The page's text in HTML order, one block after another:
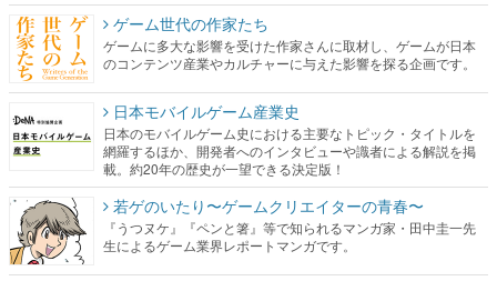
ゲーム世代の作家たち
ゲームに多大な影響を受けた作家さんに取材し、ゲームが日本
のコンテンツ産業やカルチャーに与えた影響を探る企画です。
日本モバイルゲーム産業史
日本のモバイルゲーム史における主要なトピック・タイトルを
網羅するほか、開発者へのインタビューや識者による解説を掲
載。約20年の歴史が一望できる決定版！
若ゲのいたり〜ゲームクリエイターの青春〜
『うつヌケ』『ペンと箸』等で知られるマンガ家・田中圭一先
生によるゲーム業界レポートマンガです。